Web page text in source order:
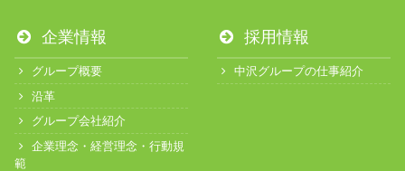
企業情報
グループ概要
沿革
グループ会社紹介
企業理念・経営理念・行動規
範
採用情報
中沢グループの仕事紹介